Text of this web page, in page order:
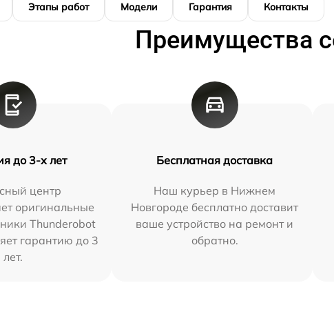
Этапы работ Модели Гарантия Контакты
Преимущества
до 3-х лет
центр
оригинальные
Thunderobot
гарантию до 3
лет.
Бесплатная доставка
Наш курьер в Нижнем
Новгороде бесплатно доставит
ваше устройство на ремонт и
обратно.